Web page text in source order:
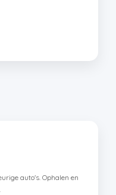
auto's. Ophalen en